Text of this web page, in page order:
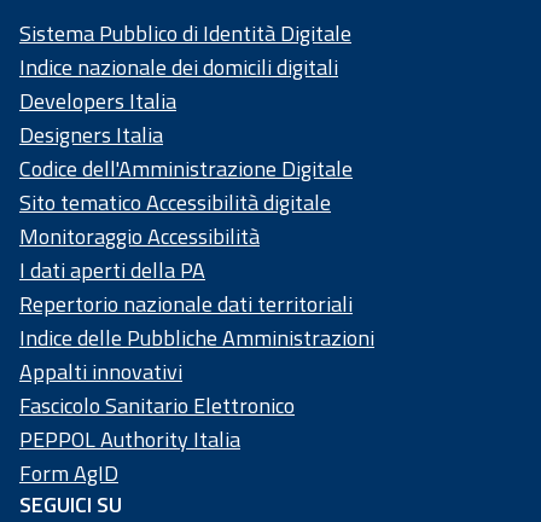
Sistema Pubblico di Identità Digitale
Indice nazionale dei domicili digitali
Developers Italia
Designers Italia
Codice dell'Amministrazione Digitale
Sito tematico Accessibilità digitale
Monitoraggio Accessibilità
I dati aperti della PA
Repertorio nazionale dati territoriali
Indice delle Pubbliche Amministrazioni
Appalti innovativi
Fascicolo Sanitario Elettronico
PEPPOL Authority Italia
Form AgID
SEGUICI SU